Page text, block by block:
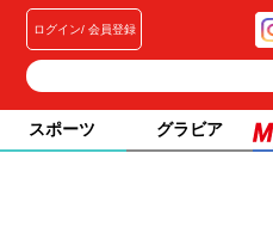
ログイン 会員登録
スポーツ グラビア